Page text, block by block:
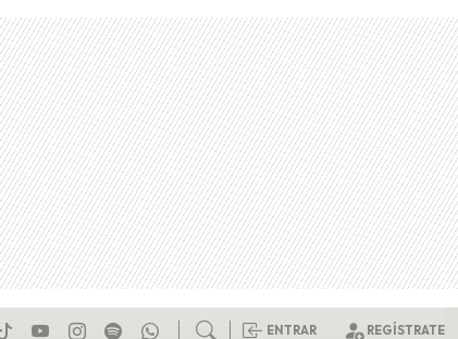
ENTRAR REGÍSTRATE